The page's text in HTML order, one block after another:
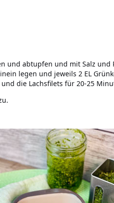
und abtupfen und mit Salz und
legen und jeweils 2 EL
die Lachsfilets für 20-25